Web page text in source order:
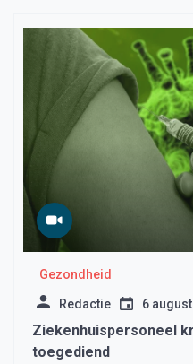
Gezondheid
Redactie 6
Ziekenhuispersoneel
toegediend